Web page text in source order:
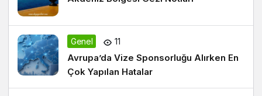
Genel 11
Avrupa’da Vize Sponsorluğu Alırken En
Çok Yapılan Hatalar